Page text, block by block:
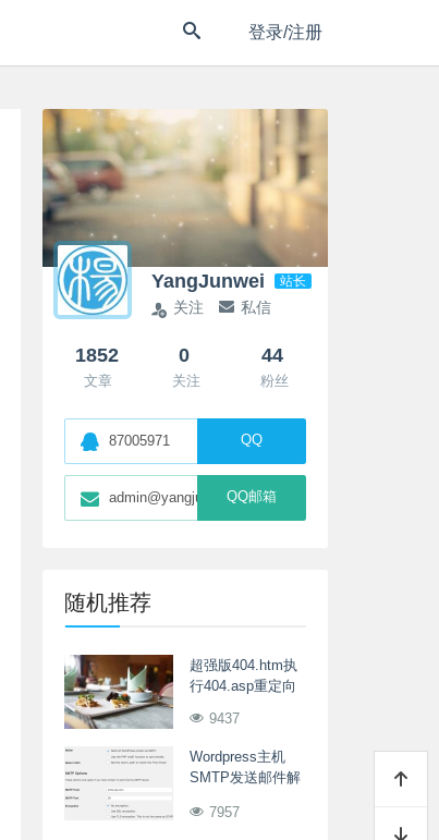
登录/注册
YangJunwei 站长
关注 私信
1852
文章
0
关注
44
粉丝
87005971 QQ
admin@yangjunwei.com
QQ邮箱
随机推荐
超强版404.htm执
行404.asp重定向
9437
Wordpress主机
SMTP发送邮件解
7957